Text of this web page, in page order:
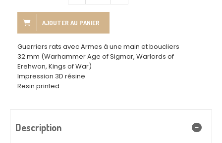
AJOUTER AU PANIER
Guerriers rats avec Armes à une main et boucliers
32 mm (Warhammer Age of Sigmar, Warlords of
Erehwon, Kings of War)
Impression 3D résine
Resin printed
Description